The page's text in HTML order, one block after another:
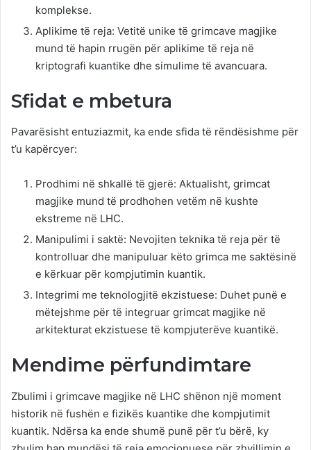
komplekse.
Aplikime të reja: Vetitë unike të grimcave magjike
mund të hapin rrugën për aplikime të reja në
kriptografi kuantike dhe simulime të avancuara.
Sfidat e mbetura
Pavarësisht entuziazmit, ka ende sfida të rëndësishme për
t’u kapërcyer:
Prodhimi në shkallë të gjerë: Aktualisht, grimcat
magjike mund të prodhohen vetëm në kushte
ekstreme në LHC.
Manipulimi i saktë: Nevojiten teknika të reja për të
kontrolluar dhe manipuluar këto grimca me saktësinë
e kërkuar për kompjutimin kuantik.
Integrimi me teknologjitë ekzistuese: Duhet punë e
mëtejshme për të integruar grimcat magjike në
arkitekturat ekzistuese të kompjuterëve kuantikë.
Mendime përfundimtare
Zbulimi i grimcave magjike në LHC shënon një moment
historik në fushën e fizikës kuantike dhe kompjutimit
kuantik. Ndërsa ka ende shumë punë për t’u bërë, ky